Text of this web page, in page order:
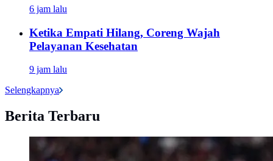
6 jam lalu
Ketika Empati Hilang, Coreng Wajah
Pelayanan Kesehatan
9 jam lalu
Selengkapnya
Berita Terbaru